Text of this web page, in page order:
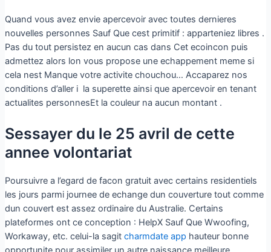
Quand vous avez envie apercevoir avec toutes dernieres
nouvelles personnes Sauf Que cest primitif : apparteniez libres .
Pas du tout persistez en aucun cas dans Cet ecoincon puis
admettez alors lon vous propose une echappement meme si
cela nest Manque votre activite chouchou… Accaparez nos
conditions d’aller i la superette ainsi que apercevoir en tenant
actualites personnesEt la couleur na aucun montant .
Sessayer du le 25 avril de cette
annee volontariat
Poursuivre a l’egard de facon gratuit avec certains residentiels
les jours parmi journee de echange dun couverture tout comme
dun couvert est assez ordinaire du Australie. Certains
plateformes ont ce conception : HelpX Sauf Que Wwoofing,
Workaway, etc. celui-la sagit charmdate app hauteur bonne